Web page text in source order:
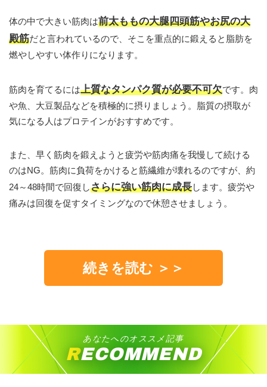
体の中で大きい筋肉は前太ももの大腿四頭筋やお尻の大
殿筋だと言われているので、そこを重点的に鍛えると脂肪を
燃やしやすい体作りになります。
筋肉を育てるには上質なタンパク質が必要不可欠です。肉
や魚、大豆製品などを積極的に摂りましょう。脂質の摂取が
気になる人はプロテインがおすすめです。
また、早く筋肉を鍛えようと疲労や筋肉痛を我慢して続ける
のはNG。筋肉に負荷をかけると筋繊維が壊れるのですが、約
24～48時間で回復しさらに強い筋肉に成長します。疲労や
痛みは回復を促すタイミングなので休憩させましょう。
続きを読む ＞＞
あなたへのオススメ記事
RECOMMEND